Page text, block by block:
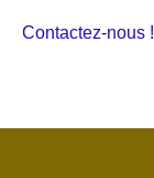
Contactez-nous !